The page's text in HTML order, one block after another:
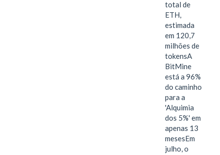
total de
ETH,
estimada
em 120,7
milhões de
tokensA
BitMine
está a 96%
do caminho
para a
'Alquimia
dos 5%' em
apenas 13
mesesEm
julho, o